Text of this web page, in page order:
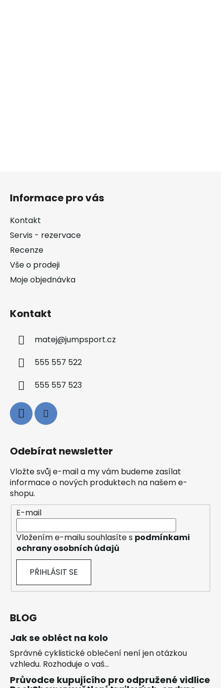
Informace pro vás
Kontakt
Servis - rezervace
Recenze
Vše o prodeji
Moje objednávka
Kontakt
matej@jumpsport.cz
555 557 522
555 557 523
Odebírat newsletter
Vložte svůj e-mail a my vám budeme zasílat
informace o nových produktech na našem e-
shopu.
E-mail
Vložením e-mailu souhlasíte s podmínkami
ochrany osobních údajů
PŘIHLÁSIT SE
BLOG
Jak se obléct na kolo
Správné cyklistické oblečení není jen otázkou
vzhledu. Rozhoduje o vaš...
Průvodce kupujícího pro odpružené vidlice